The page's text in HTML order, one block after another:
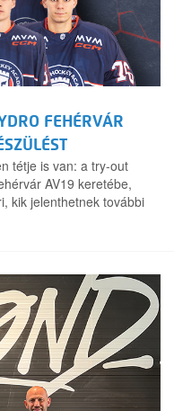
FEHÉRVÁR
tétje is van: a try-out
AV19 keretébe,
kik jelenthetnek további